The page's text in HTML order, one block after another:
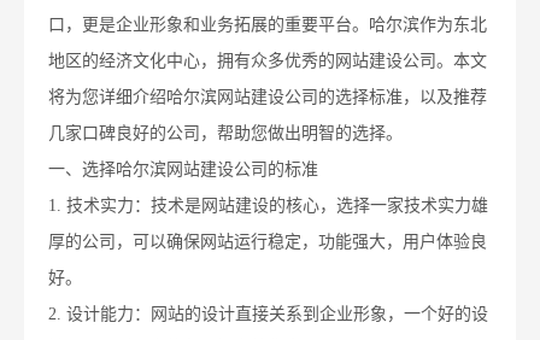
口，更是企业形象和业务拓展的重要平台。哈尔滨作为东北
地区的经济文化中心，拥有众多优秀的网站建设公司。本文
将为您详细介绍哈尔滨网站建设公司的选择标准，以及推荐
几家口碑良好的公司，帮助您做出明智的选择。
一、选择哈尔滨网站建设公司的标准
1. 技术实力：技术是网站建设的核心，选择一家技术实力雄
厚的公司，可以确保网站运行稳定，功能强大，用户体验良
好。
2. 设计能力：网站的设计直接关系到企业形象，一个好的设